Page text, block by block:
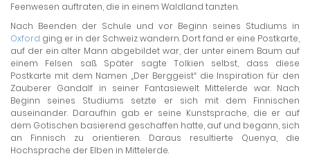
Feenwesen auftraten, die in einem Waldland tanzten.
Nach Beenden der Schule und vor Beginn seines Studiums in
Oxford ging er in der Schweiz wandern. Dort fand er eine Postkarte,
auf der ein alter Mann abgebildet war, der unter einem Baum auf
einem Felsen saß. Später sagte Tolkien selbst, dass diese
Postkarte mit dem Namen „Der Berggeist“ die Inspiration für den
Zauberer Gandalf in seiner Fantasiewelt Mittelerde war. Nach
Beginn seines Studiums setzte er sich mit dem Finnischen
auseinander. Daraufhin gab er seine Kunstsprache, die er auf
dem Gotischen basierend geschaffen hatte, auf und begann, sich
an Finnisch zu orientieren. Daraus resultierte Quenya, die
Hochsprache der Elben in Mittelerde.